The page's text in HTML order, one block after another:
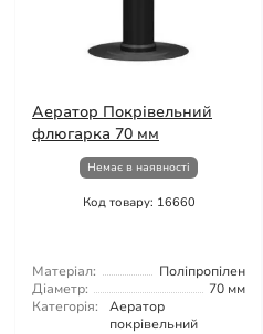
Аератор Покрівельний
флюгарка 70 мм
Немає в наявності
Код товару: 16660
Матеріал:
Поліпропілен
Діаметр:
70 мм
Категорія:
Аератор
покрівельний